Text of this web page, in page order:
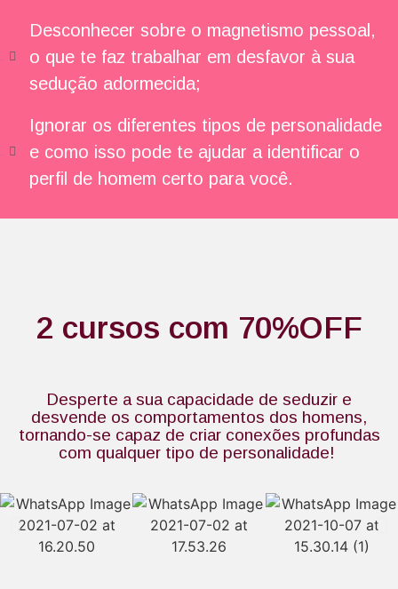
Desconhecer sobre o magnetismo pessoal,
o que te faz trabalhar em desfavor à sua
sedução adormecida;
Ignorar os diferentes tipos de personalidade
e como isso pode te ajudar a identificar o
perfil de homem certo para você.
2 cursos com 70%OFF
Desperte a sua capacidade de seduzir e
desvende os comportamentos dos homens,
tornando-se capaz de criar conexões profundas
com qualquer tipo de personalidade!